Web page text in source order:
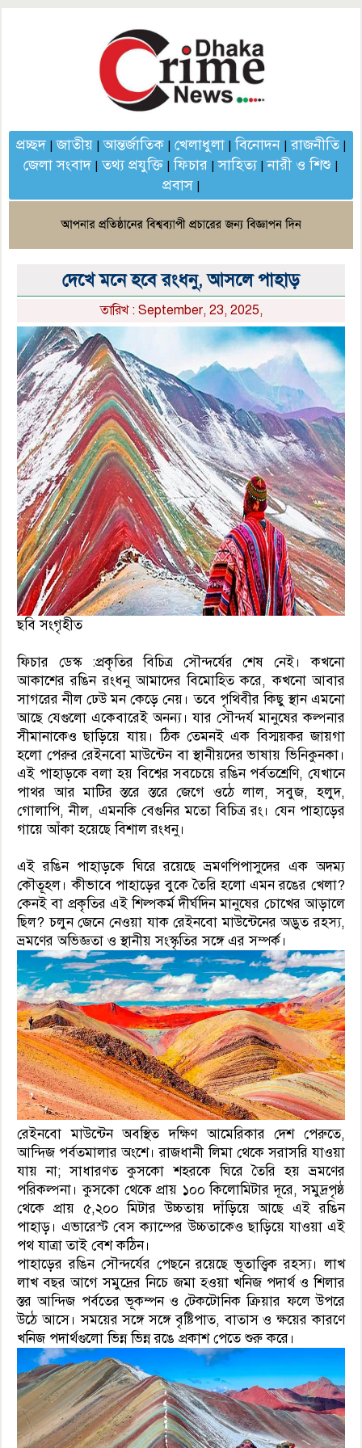
প্রচ্ছদ|জাতীয়|আন্তর্জাতিক| খেলাধুলা|বিনোদন|রাজনীতি|
জেলা সংবাদ|তথ্য প্রযুক্তি |ফিচার |সাহিত্য|নারী ও শিশু |
প্রবাস|
দেখে মনে হবে রংধনু, আসলে পাহাড়
তারিখ : September, 23, 2025,
ছবি সংগৃহীত
ফিচার ডেস্ক :প্রকৃতির বিচিত্র সৌন্দর্যের শেষ নেই। কখনো
আকাশের রঙিন রংধনু আমাদের বিমোহিত করে, কখনো আবার
সাগরের নীল ঢেউ মন কেড়ে নেয়। তবে পৃথিবীর কিছু স্থান এমনো
আছে যেগুলো একেবারেই অনন্য। যার সৌন্দর্য মানুষের কল্পনার
সীমানাকেও ছাড়িয়ে যায়। ঠিক তেমনই এক বিস্ময়কর জায়গা
হলো পেরুর রেইনবো মাউন্টেন বা স্থানীয়দের ভাষায় ভিনিকুনকা।
এই পাহাড়কে বলা হয় বিশ্বের সবচেয়ে রঙিন পর্বতশ্রেণি, যেখানে
পাথর আর মাটির স্তরে স্তরে জেগে ওঠে লাল, সবুজ, হলুদ,
গোলাপি, নীল, এমনকি বেগুনির মতো বিচিত্র রং। যেন পাহাড়ের
গায়ে আঁকা হয়েছে বিশাল রংধনু।
এই রঙিন পাহাড়কে ঘিরে রয়েছে ভ্রমণপিপাসুদের এক অদম্য
কৌতূহল। কীভাবে পাহাড়ের বুকে তৈরি হলো এমন রঙের খেলা?
কেনই বা প্রকৃতির এই শিল্পকর্ম দীর্ঘদিন মানুষের চোখের আড়ালে
ছিল? চলুন জেনে নেওয়া যাক রেইনবো মাউন্টেনের অদ্ভুত রহস্য,
ভ্রমণের অভিজ্ঞতা ও স্থানীয় সংস্কৃতির সঙ্গে এর সম্পর্ক।
রেইনবো মাউন্টেন অবস্থিত দক্ষিণ আমেরিকার দেশ পেরুতে,
আন্দিজ পর্বতমালার অংশে। রাজধানী লিমা থেকে সরাসরি যাওয়া
যায় না; সাধারণত কুসকো শহরকে ঘিরে তৈরি হয় ভ্রমণের
পরিকল্পনা। কুসকো থেকে প্রায় ১০০ কিলোমিটার দূরে, সমুদ্রপৃষ্ঠ
থেকে প্রায় ৫,২০০ মিটার উচ্চতায় দাঁড়িয়ে আছে এই রঙিন
পাহাড়। এভারেস্ট বেস ক্যাম্পের উচ্চতাকেও ছাড়িয়ে যাওয়া এই
পথ যাত্রা তাই বেশ কঠিন।
পাহাড়ের রঙিন সৌন্দর্যের পেছনে রয়েছে ভূতাত্ত্বিক রহস্য। লাখ
লাখ বছর আগে সমুদ্রের নিচে জমা হওয়া খনিজ পদার্থ ও শিলার
স্তর আন্দিজ পর্বতের ভূকম্পন ও টেকটোনিক ক্রিয়ার ফলে উপরে
উঠে আসে। সময়ের সঙ্গে সঙ্গে বৃষ্টিপাত, বাতাস ও ক্ষয়ের কারণে
খনিজ পদার্থগুলো ভিন্ন ভিন্ন রঙে প্রকাশ পেতে শুরু করে।